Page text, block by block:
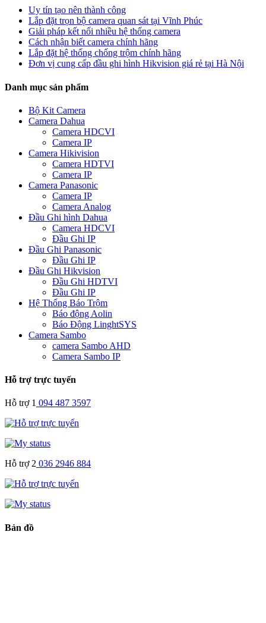
Uy tín tạo nên thành công
Lắp đặt trọn bộ camera quan sát tại Vĩnh Phúc
Giải pháp kết nối nhiều hệ thống camera
Cách nhận biết camera chính hãng
Lắp đặt hệ thống chống trộm chính hãng
Đơn vị cung cấp đầu ghi hình Hikvision giá rẻ tại Hà Nội
Danh mục sản phẩm
Bộ Kit Camera
Camera Dahua
Camera HDCVI
Camera IP
Camera Hikivision
Camera HDTVI
Camera IP
Camera Panasonic
Camera IP
Camera Analog
Đầu Ghi hình Dahua
Camera HDCVI
Đầu Ghi IP
Đầu Ghi Panasonic
Đầu Ghi IP
Đầu Ghi Hikvision
Đầu Ghi HDTVI
Đầu Ghi IP
Hệ Thống Báo Trộm
Báo động Aolin
Báo Động LinghtSYS
Camera Sambo
camera Sambo AHD
Camera Sambo IP
Hỗ trợ trực tuyến
Hỗ trợ 1 094 487 3597
Hỗ trợ 2 036 2946 884
Bản đồ